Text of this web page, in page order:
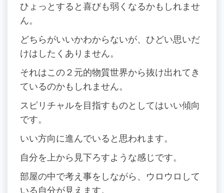
ひょっとすると喜びも弱くなるかもしれませ
ん。
どちらがいいかわからないが、ひどい思いだ
けはしたくありません。
それはこの２元的物質世界から抜け出れてき
ているのかもしれません。
スピリチャルを目指すものとしてはいい傾向
です。
いい方向に進んでいると思われます。
自分を上から見下ろすような感じです。
部屋の中で考え事をしながら、ウロウロして
いる自分が見えます。